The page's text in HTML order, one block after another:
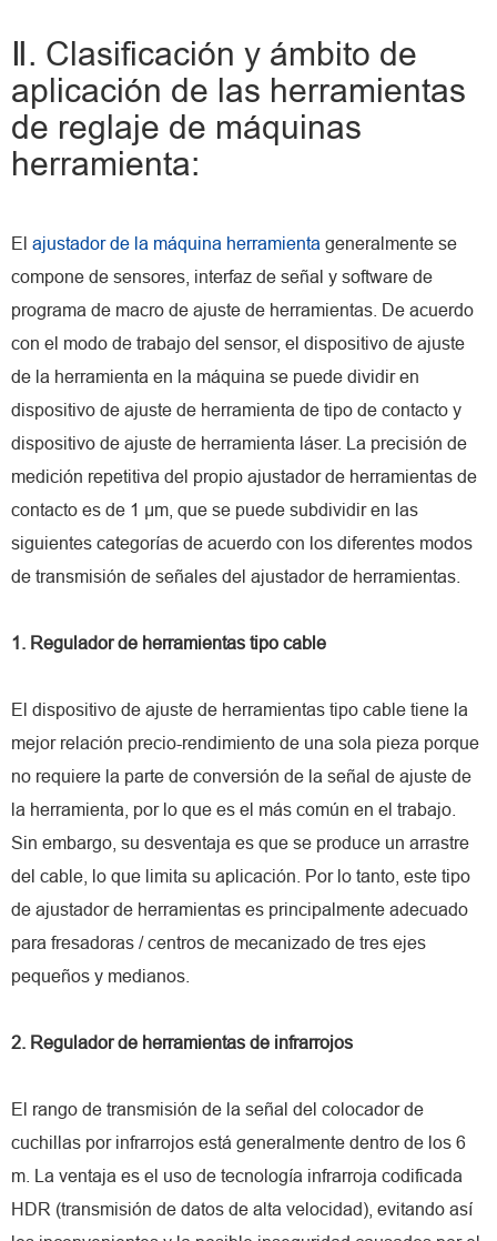
Ⅱ. Clasificación y ámbito de
aplicación de las herramientas
de reglaje de máquinas
herramienta:
El ajustador de la máquina herramienta generalmente se
compone de sensores, interfaz de señal y software de
programa de macro de ajuste de herramientas. De acuerdo
con el modo de trabajo del sensor, el dispositivo de ajuste
de la herramienta en la máquina se puede dividir en
dispositivo de ajuste de herramienta de tipo de contacto y
dispositivo de ajuste de herramienta láser. La precisión de
medición repetitiva del propio ajustador de herramientas de
contacto es de 1 μm, que se puede subdividir en las
siguientes categorías de acuerdo con los diferentes modos
de transmisión de señales del ajustador de herramientas.
1. Regulador de herramientas tipo cable
El dispositivo de ajuste de herramientas tipo cable tiene la
mejor relación precio-rendimiento de una sola pieza porque
no requiere la parte de conversión de la señal de ajuste de
la herramienta, por lo que es el más común en el trabajo.
Sin embargo, su desventaja es que se produce un arrastre
del cable, lo que limita su aplicación. Por lo tanto, este tipo
de ajustador de herramientas es principalmente adecuado
para fresadoras / centros de mecanizado de tres ejes
pequeños y medianos.
2. Regulador de herramientas de infrarrojos
El rango de transmisión de la señal del colocador de
cuchillas por infrarrojos está generalmente dentro de los 6
m. La ventaja es el uso de tecnología infrarroja codificada
HDR (transmisión de datos de alta velocidad), evitando así